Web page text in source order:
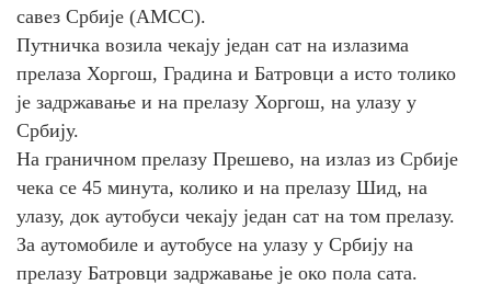
савез Србије (АМСС).
Путничка возила чекају један сат на излазима
прелаза Хоргош, Градина и Батровци а исто толико
је задржавање и на прелазу Хоргош, на улазу у
Србију.
На граничном прелазу Прешево, на излаз из Србије
чека се 45 минута, колико и на прелазу Шид, на
улазу, док аутобуси чекају један сат на том прелазу.
За аутомобиле и аутобусе на улазу у Србију на
прелазу Батровци задржавање је око пола сата.